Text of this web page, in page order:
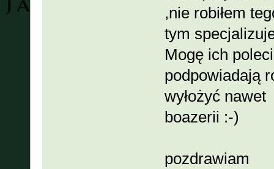
,nie robiłem
tym
Mogę ich
podpowiadają
wyłożyć
boazerii :-)
pozdrawiam